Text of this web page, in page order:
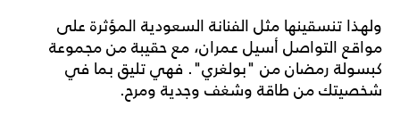
ولهذا تنسقينها مثل الفنانة السعودية المؤثرة على
مواقع التواصل أسيل عمران، مع حقيبة من مجموعة
كبسولة رمضان من "بولغري". فهي تليق بما في
شخصيتك من طاقة وشغف وجدية ومرح.